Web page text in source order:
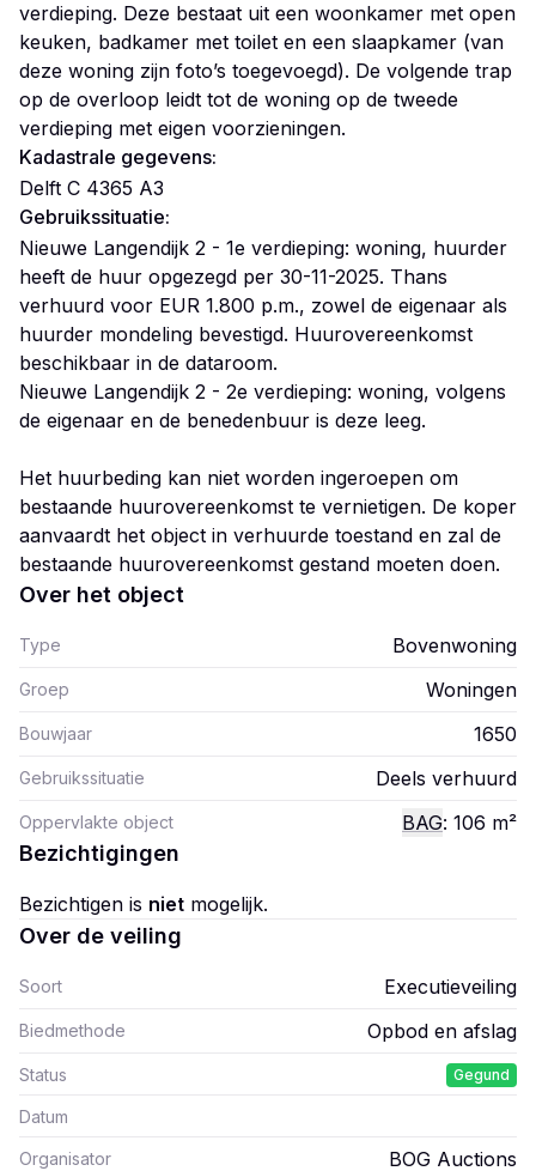
verdieping. Deze bestaat uit een woonkamer met open
keuken, badkamer met toilet en een slaapkamer (van
deze woning zijn foto’s toegevoegd). De volgende trap
op de overloop leidt tot de woning op de tweede
verdieping met eigen voorzieningen.
Kadastrale gegevens:
Delft C 4365 A3
Gebruikssituatie:
Nieuwe Langendijk 2 - 1e verdieping: woning, huurder
heeft de huur opgezegd per 30-11-2025. Thans
verhuurd voor EUR 1.800 p.m., zowel de eigenaar als
huurder mondeling bevestigd. Huurovereenkomst
beschikbaar in de dataroom.
Nieuwe Langendijk 2 - 2e verdieping: woning, volgens
de eigenaar en de benedenbuur is deze leeg.
Het huurbeding kan niet worden ingeroepen om
bestaande huurovereenkomst te vernietigen. De koper
aanvaardt het object in verhuurde toestand en zal de
bestaande huurovereenkomst gestand moeten doen.
Over het object
Type Bovenwoning
Groep Woningen
Bouwjaar 1650
Gebruikssituatie Deels verhuurd
Oppervlakte object BAG: 106 m²
Bezichtigingen
Bezichtigen is niet mogelijk.
Over de veiling
Soort Executieveiling
Biedmethode Opbod en afslag
Status Gegund
Datum
Organisator BOG Auctions